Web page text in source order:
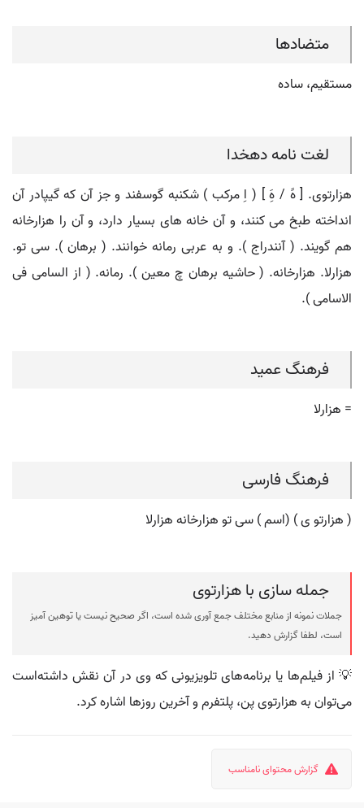
متضادها
مستقیم، ساده
لغت نامه دهخدا
هزارتوی. [ هََ / هَِ ] ( اِ مرکب ) شکنبه گوسفند و جز آن که گیپادر آن
انداخته طبخ می کنند، و آن خانه های بسیار دارد، و آن را هزارخانه
هم گویند. ( آنندراج ). و به عربی رمانه خوانند. ( برهان ). سی تو.
هزارلا. هزارخانه. ( حاشیه برهان چ معین ). رمانه. ( از السامی فی
الاسامی ).
فرهنگ عمید
= هزارلا
فرهنگ فارسی
( هزارتو ی ) (اسم ) سی تو هزارخانه هزارلا
جمله سازی با هزارتوی
جملات نمونه از منابع مختلف جمع آوری شده است، اگر صحیح نیست یا توهین آمیز
است، لطفا گزارش دهید.
💡 از فیلم‌ها یا برنامه‌های تلویزیونی که وی در آن نقش داشته‌است
می‌توان به هزارتوی پن، پلتفرم و آخرین روزها اشاره کرد.
گزارش محتوای نامناسب